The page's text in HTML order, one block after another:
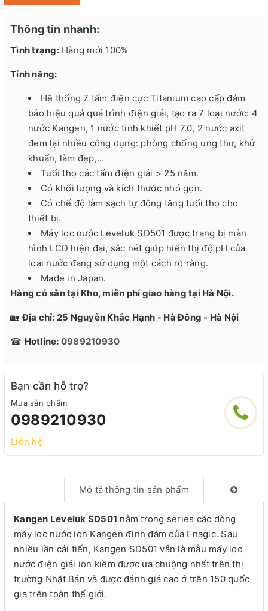
Thông tin nhanh:
Tình trạng:Hàng mới 100%
Tính năng:
Hệ thống 7 tấm điện cực Titanium cao cấp đảm
bảo hiệu quả quá trình điện giải, tạo ra 7 loại nước: 4
nước Kangen, 1 nước tinh khiết pH 7.0, 2 nước axit
đem lại nhiều công dụng: phòng chống ung thư, khử
khuẩn, làm đẹp,...
Tuổi thọ các tấm điện giải > 25 năm.
Có khối lượng và kích thước nhỏ gọn.
Có chế độ làm sạch tự động tăng tuổi thọ cho
thiết bị.
Máy lọc nước Leveluk SD501 được trang bị màn
hình LCD hiện đại, sắc nét giúp hiển thị độ pH của
loại nước đang sử dụng một cách rõ ràng.
Made in Japan.
Hàng có sẵn tại Kho, miễn phí giao hàng tại Hà Nội.
🏡Địa chỉ: 25 Nguyễn Khắc Hạnh - Hà Đông - Hà Nội
☎ Hotline: 0989210930
Bạn cần hỗ trợ?
Mua sản phẩm
0989210930
Liên hệ
Mô tả thông tin sản phẩm
Kangen Leveluk SD501 nằm trong series các dòng
máy lọc nước ion Kangen đình đám của Enagic. Sau
nhiều lần cải tiến, Kangen SD501 vẫn là mẫu máy lọc
nước điện giải ion kiềm được ưa chuộng nhất trên thị
trường Nhật Bản và được đánh giá cao ở trên 150 quốc
gia trên toàn thế giới.